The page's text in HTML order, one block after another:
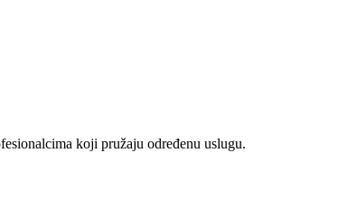
koji pružaju određenu uslugu.